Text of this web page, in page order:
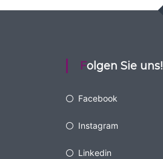
Folgen Sie uns!
Facebook
Instagram
Linkedin